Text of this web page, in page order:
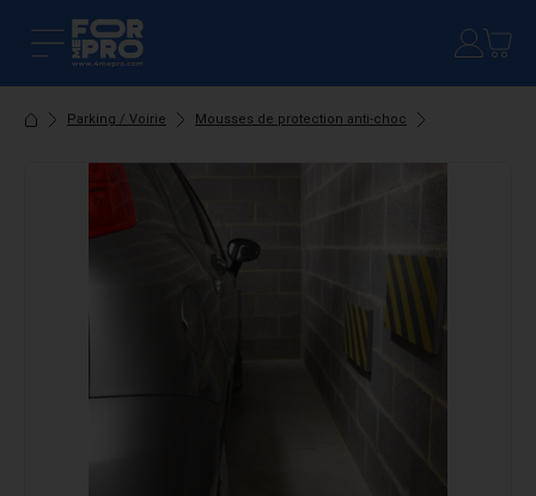
Parking / Voirie Mousses de protection anti-choc